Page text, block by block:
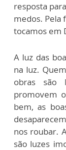
resposta
medos. Pela
tocamos em
A luz das
na luz.
obras são
promovem
bem, as
nos roubar.
são luzes